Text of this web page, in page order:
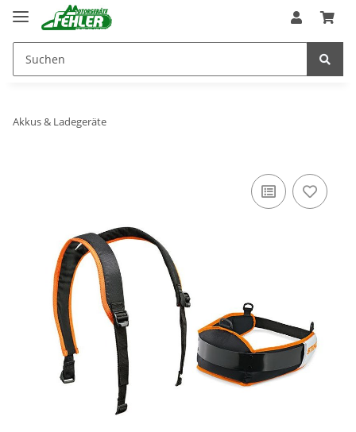
Akkus & Ladegeräte